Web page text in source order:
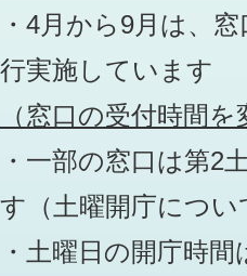
・4月から9月は、
行実施しています
（窓口の受付時間
・一部の窓口は第2
す （土曜開庁につ
・土曜日の開庁時